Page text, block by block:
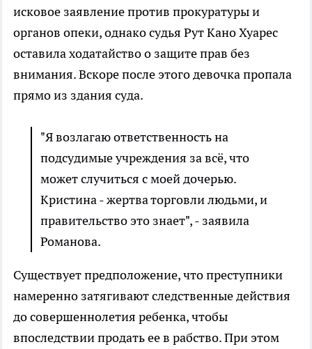
исковое заявление против прокуратуры и
органов опеки, однако судья Рут Кано Хуарес
оставила ходатайство о защите прав без
внимания. Вскоре после этого девочка пропала
прямо из здания суда.
"Я возлагаю ответственность на
подсудимые учреждения за всё, что
может случиться с моей дочерью.
Кристина - жертва торговли людьми, и
правительство это знает", - заявила
Романова.
Существует предположение, что преступники
намеренно затягивают следственные действия
до совершеннолетия ребенка, чтобы
впоследствии продать ее в рабство. При этом